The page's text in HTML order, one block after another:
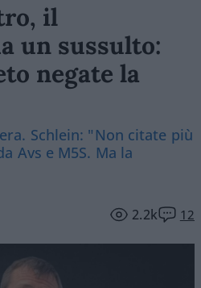
il
un sussulto:
negate la
Schlein: "Non citate più
Avs e M5S. Ma la
2.2k 12